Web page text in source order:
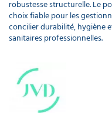
robustesse structurelle. Le
choix fiable pour les
concilier durabilité, hygiène
sanitaires professionnelles.